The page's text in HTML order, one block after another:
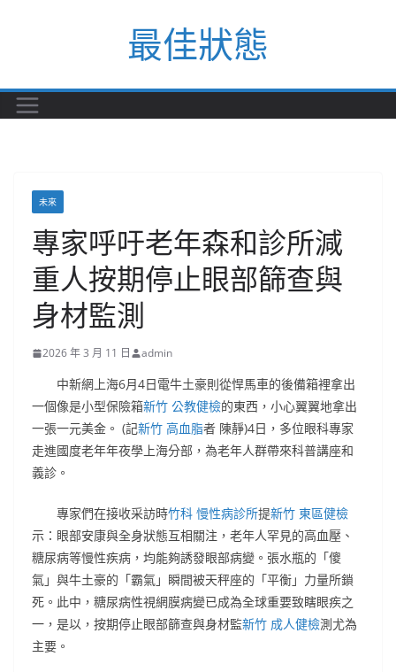
最佳狀態
未來
專家呼吁老年森和診所減
重人按期停止眼部篩查與
身材監測
2026 年 3 月 11 日 admin
中新網上海6月4日電牛土豪則從悍馬車的後備箱裡拿出
一個像是小型保險箱新竹 公教健檢的東西，小心翼翼地拿出
一張一元美金。 (記新竹 高血脂者 陳靜)4日，多位眼科專家
走進國度老年年夜學上海分部，為老年人群帶來科普講座和
義診。
專家們在接收采訪時竹科 慢性病診所提新竹 東區健檢
示：眼部安康與全身狀態互相關注，老年人罕見的高血壓、
糖尿病等慢性疾病，均能夠誘發眼部病變。張水瓶的「傻
氣」與牛土豪的「霸氣」瞬間被天秤座的「平衡」力量所鎖
死。此中，糖尿病性視網膜病變已成為全球重要致瞎眼疾之
一，是以，按期停止眼部篩查與身材監新竹 成人健檢測尤為
主要。